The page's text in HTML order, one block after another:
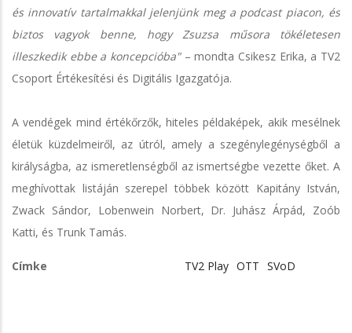
és innovatív tartalmakkal jelenjünk meg a podcast piacon, és
biztos vagyok benne, hogy Zsuzsa műsora tökéletesen
illeszkedik ebbe a koncepcióba"– mondta Csikesz Erika, a TV2
Csoport Értékesítési és Digitális Igazgatója.
A vendégek mind értékőrzők, hiteles példaképek, akik mesélnek
életük küzdelmeiről, az útról, amely a szegénylegénységből a
királyságba, az ismeretlenségből az ismertségbe vezette őket. A
meghívottak listáján szerepel többek között Kapitány István,
Zwack Sándor, Lobenwein Norbert, Dr. Juhász Árpád, Zoób
Katti, és Trunk Tamás.
Címke TV2 Play OTT SVoD